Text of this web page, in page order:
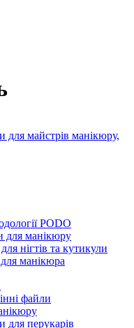
для майстрів манікюру,
PODO
для манікюру
нігтів та кутикули
манікюра
файли
для перукарів